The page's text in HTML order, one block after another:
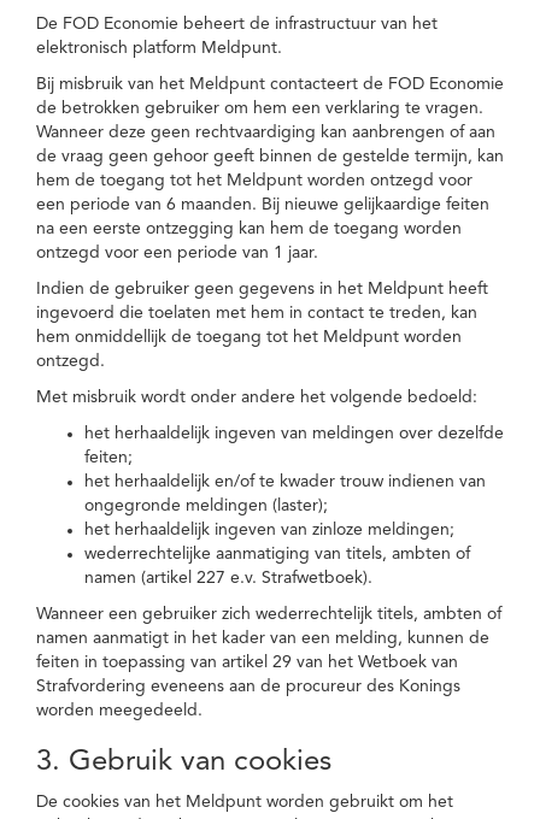
De FOD Economie beheert de infrastructuur van het
elektronisch platform Meldpunt.
Bij misbruik van het Meldpunt contacteert de FOD Economie
de betrokken gebruiker om hem een verklaring te vragen.
Wanneer deze geen rechtvaardiging kan aanbrengen of aan
de vraag geen gehoor geeft binnen de gestelde termijn, kan
hem de toegang tot het Meldpunt worden ontzegd voor
een periode van 6 maanden. Bij nieuwe gelijkaardige feiten
na een eerste ontzegging kan hem de toegang worden
ontzegd voor een periode van 1 jaar.
Indien de gebruiker geen gegevens in het Meldpunt heeft
ingevoerd die toelaten met hem in contact te treden, kan
hem onmiddellijk de toegang tot het Meldpunt worden
ontzegd.
Met misbruik wordt onder andere het volgende bedoeld:
het herhaaldelijk ingeven van meldingen over dezelfde
feiten;
het herhaaldelijk en/of te kwader trouw indienen van
ongegronde meldingen (laster);
het herhaaldelijk ingeven van zinloze meldingen;
wederrechtelijke aanmatiging van titels, ambten of
namen (artikel 227 e.v. Strafwetboek).
Wanneer een gebruiker zich wederrechtelijk titels, ambten of
namen aanmatigt in het kader van een melding, kunnen de
feiten in toepassing van artikel 29 van het Wetboek van
Strafvordering eveneens aan de procureur des Konings
worden meegedeeld.
3. Gebruik van cookies
De cookies van het Meldpunt worden gebruikt om het